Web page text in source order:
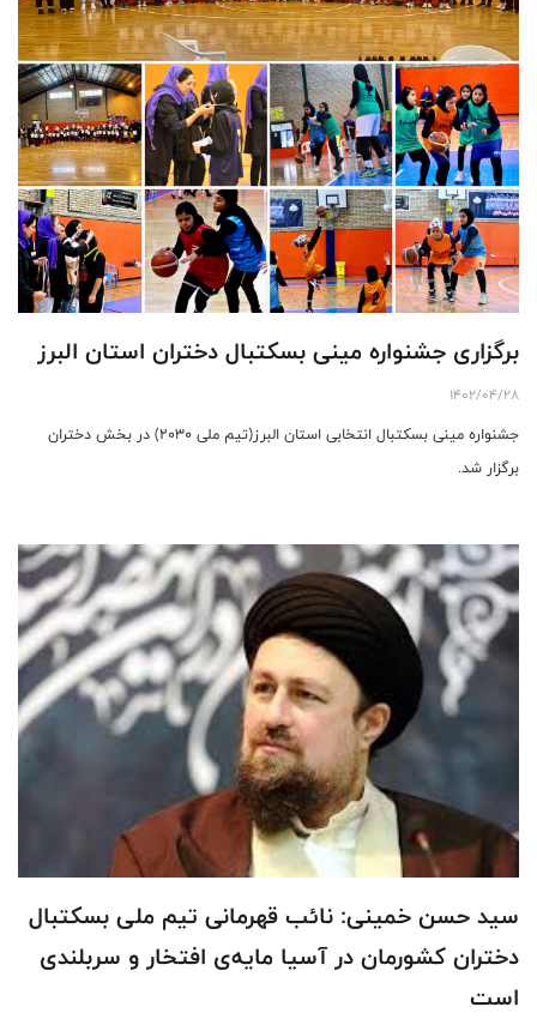
برگزاری جشنواره مینی بسکتبال دختران استان البرز
1402/04/28
جشنواره مینی بسکتبال انتخابی استان البرز(تیم ملی ۲۰۳۰) در بخش دختران
برگزار شد.
سید حسن خمینی: نائب قهرمانى تیم ملی بسکتبال
دختران کشورمان در آسیا مایه‌ى افتخار و سربلندى
است